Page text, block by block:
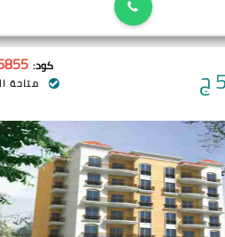
ج كود:
متاحة